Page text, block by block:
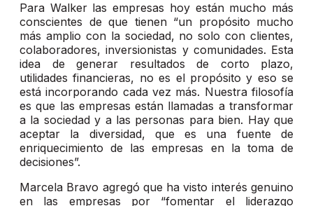
Para Walker las empresas hoy están mucho más
conscientes de que tienen “un propósito mucho
más amplio con la sociedad, no solo con clientes,
colaboradores, inversionistas y comunidades. Esta
idea de generar resultados de corto plazo,
utilidades financieras, no es el propósito y eso se
está incorporando cada vez más. Nuestra filosofía
es que las empresas están llamadas a transformar
a la sociedad y a las personas para bien. Hay que
aceptar la diversidad, que es una fuente de
enriquecimiento de las empresas en la toma de
decisiones”.
Marcela Bravo agregó que ha visto interés genuino
en las empresas por “fomentar el liderazgo